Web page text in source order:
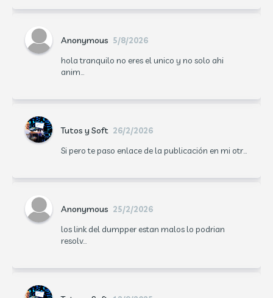
Anonymous 5/8/2026
hola tranquilo no eres el unico y no solo ahi
anim...
Tutos y Soft 26/2/2026
Si pero te paso enlace de la publicación en mi otr...
Anonymous 25/2/2026
los link del dumpper estan malos lo podrian
resolv...